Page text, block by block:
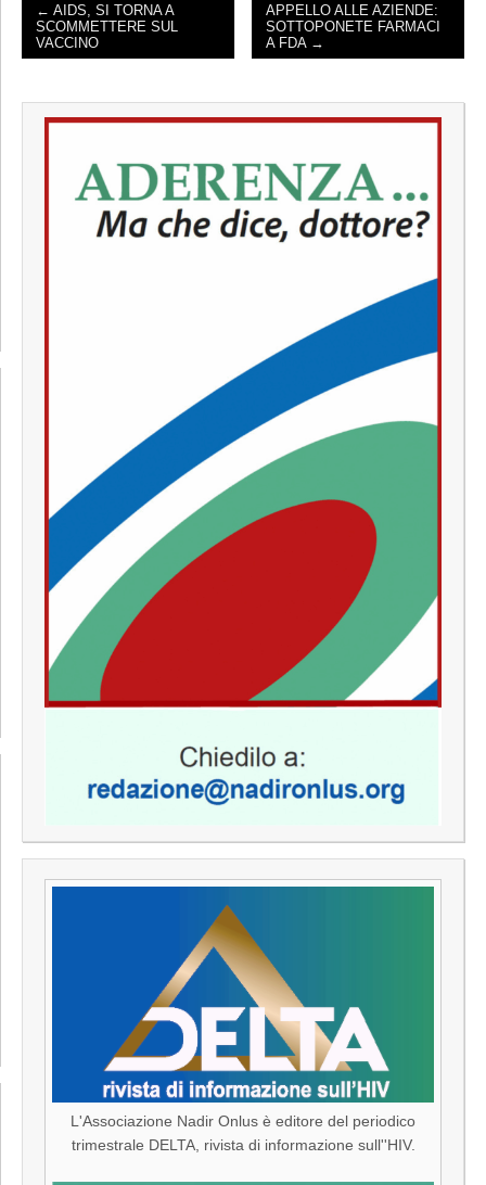
POST NAVIGATION
← AIDS, SI TORNA A
SCOMMETTERE SUL
VACCINO
APPELLO ALLE AZIENDE:
SOTTOPONETE FARMACI
A FDA →
L'Associazione Nadir Onlus è editore del periodico
trimestrale DELTA, rivista di informazione sull''HIV.